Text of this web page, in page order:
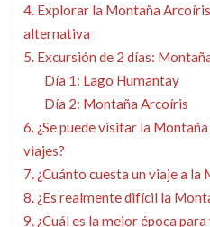
4. Explorar la Montaña
alternativa
5. Excursión de 2 días:
Día 1: Lago Humantay
Día 2: Montaña Arcoíris
6. ¿Se puede visitar la
viajes?
7. ¿Cuánto cuesta un viaje a la
8. ¿Es realmente difícil la
9. ¿Cuál es la mejor época